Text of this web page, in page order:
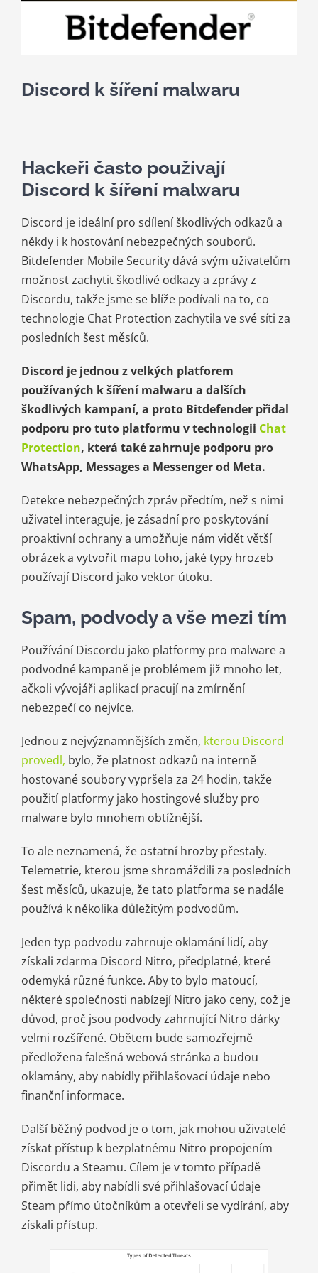
Discord k šíření malwaru
Hackeři často používají
Discord k šíření malwaru
Discord je ideální pro sdílení škodlivých odkazů a
někdy i k hostování nebezpečných souborů.
Bitdefender Mobile Security dává svým uživatelům
možnost zachytit škodlivé odkazy a zprávy z
Discordu, takže jsme se blíže podívali na to, co
technologie Chat Protection zachytila ​​ve své síti za
posledních šest měsíců.
Discord je jednou z velkých platforem
používaných k šíření malwaru a dalších
škodlivých kampaní, a proto Bitdefender přidal
podporu pro tuto platformu v technologii Chat
Protection, která také zahrnuje podporu pro
WhatsApp, Messages a Messenger od Meta.
Detekce nebezpečných zpráv předtím, než s nimi
uživatel interaguje, je zásadní pro poskytování
proaktivní ochrany a umožňuje nám vidět větší
obrázek a vytvořit mapu toho, jaké typy hrozeb
používají Discord jako vektor útoku.
Spam, podvody a vše mezi tím
Používání Discordu jako platformy pro malware a
podvodné kampaně je problémem již mnoho let,
ačkoli vývojáři aplikací pracují na zmírnění
nebezpečí co nejvíce.
Jednou z nejvýznamnějších změn, kterou Discord
provedl, bylo, že platnost odkazů na interně
hostované soubory vypršela za 24 hodin, takže
použití platformy jako hostingové služby pro
malware bylo mnohem obtížnější.
To ale neznamená, že ostatní hrozby přestaly.
Telemetrie, kterou jsme shromáždili za posledních
šest měsíců, ukazuje, že tato platforma se nadále
používá k několika důležitým podvodům.
Jeden typ podvodu zahrnuje oklamání lidí, aby
získali zdarma Discord Nitro, předplatné, které
odemyká různé funkce. Aby to bylo matoucí,
některé společnosti nabízejí Nitro jako ceny, což je
důvod, proč jsou podvody zahrnující Nitro dárky
velmi rozšířené. Obětem bude samozřejmě
předložena falešná webová stránka a budou
oklamány, aby nabídly přihlašovací údaje nebo
finanční informace.
Další běžný podvod je o tom, jak mohou uživatelé
získat přístup k bezplatnému Nitro propojením
Discordu a Steamu. Cílem je v tomto případě
přimět lidi, aby nabídli své přihlašovací údaje
Steam přímo útočníkům a otevřeli se vydírání, aby
získali přístup.